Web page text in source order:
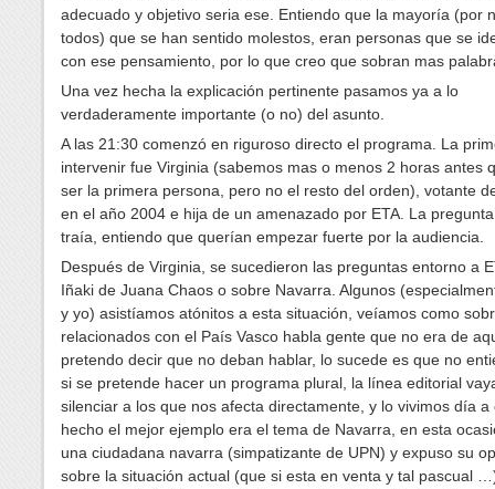
adecuado y objetivo seria ese. Entiendo que la mayoría (por
todos) que se han sentido molestos, eran personas que se
con ese pensamiento, por lo que creo que sobran mas
Una vez hecha la explicación pertinente pasamos ya a lo
verdaderamente importante (o no) del asunto.
A las 21:30 comenzó en riguroso directo el programa. La
intervenir fue Virginia (sabemos mas o menos 2 horas antes
ser la primera persona, pero no el resto del orden), votante
en el año 2004 e hija de un amenazado por ETA. La
traía, entiendo que querían empezar fuerte por la audiencia.
Después de Virginia, se sucedieron las preguntas entorno a
Iñaki de Juana Chaos o sobre Navarra. Algunos
y yo) asistíamos atónitos a esta situación, veíamos como
relacionados con el País Vasco habla gente que no era de
pretendo decir que no deban hablar, lo sucede es que no
si se pretende hacer un programa plural, la línea editorial
silenciar a los que nos afecta directamente, y lo vivimos día a
hecho el mejor ejemplo era el tema de Navarra, en esta
una ciudadana navarra (simpatizante de UPN) y expuso su
sobre la situación actual (que si esta en venta y tal pascual